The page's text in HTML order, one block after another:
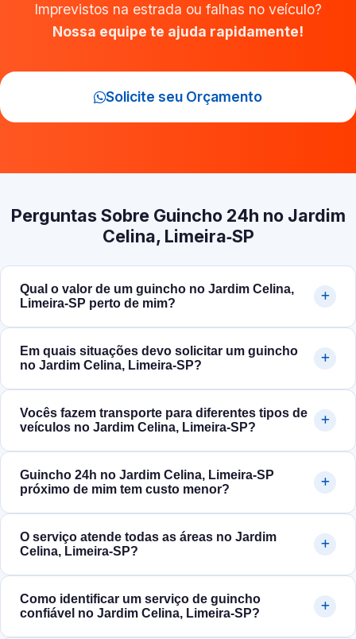
Imprevistos na estrada ou falhas no veículo?
Nossa equipe te ajuda rapidamente!
Solicite seu Orçamento
Perguntas Sobre Guincho 24h no Jardim
Celina, Limeira‑SP
Qual o valor de um guincho no Jardim Celina,
Limeira‑SP perto de mim?
Em quais situações devo solicitar um guincho
no Jardim Celina, Limeira‑SP?
Vocês fazem transporte para diferentes tipos de
veículos no Jardim Celina, Limeira‑SP?
Guincho 24h no Jardim Celina, Limeira‑SP
próximo de mim tem custo menor?
O serviço atende todas as áreas no Jardim
Celina, Limeira‑SP?
Como identificar um serviço de guincho
confiável no Jardim Celina, Limeira‑SP?